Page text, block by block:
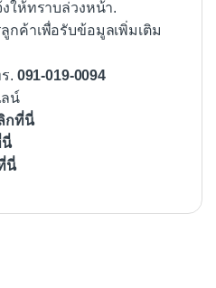
ให้ทราบล่วงหน้า.
กค้าเพื่อรับข้อมูลเพิ่มเติม
. 091-019-0094
น์
กที่นี่
นี่
นี่